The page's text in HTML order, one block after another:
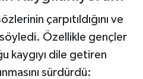
çarpıtıldığını ve
Özellikle gençler
kaygıyı dile getiren
sürdürdü: